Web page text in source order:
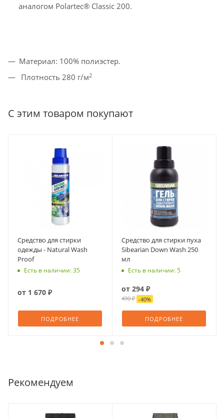
аналогом Polartec® Classic 200.
Материал: 100% полиэстер.
Плотность 280 г/м2
С этим товаром покупают
Средство для стирки
одежды - Natural Wash
Proof
Есть в наличии: 35
от 1 670 ₽
ПОДРОБНЕЕ
Средство для стирки пуха
Sibearian Down Wash 250
мл
Есть в наличии: 5
от 294 ₽
490 ₽ -40%
ПОДРОБНЕЕ
Рекомендуем